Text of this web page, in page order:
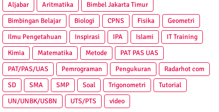
Aljabar Aritmatika
Bimbel Jakarta Timur
Bimbingan Belajar
Biologi CPNS Fisika
Geometri
Ilmu Pengetahuan
Inspirasi IPA Islami
IT Training
Kimia
Matematika Metode
PAT PAS UAS
PAT/PAS/UAS
Pemrograman Pengukuran
Radarhot com
SD
SMA SMP Soal Trigonometri
Tutorial
UN/UNBK/USBN
UTS/PTS video